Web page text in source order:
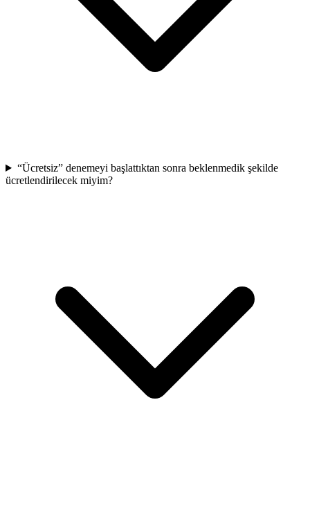
“Ücretsiz” denemeyi başlattıktan sonra beklenmedik şekilde
ücretlendirilecek miyim?